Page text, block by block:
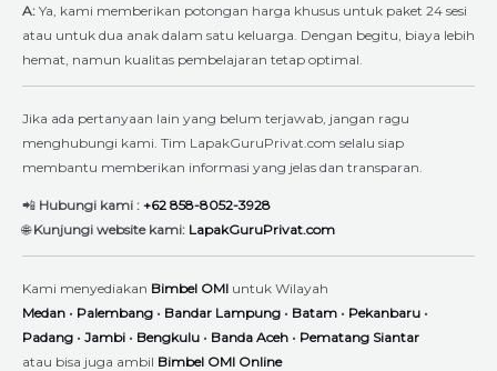
A: Ya, kami memberikan potongan harga khusus untuk paket 24 sesi
atau untuk dua anak dalam satu keluarga. Dengan begitu, biaya lebih
hemat, namun kualitas pembelajaran tetap optimal.
Jika ada pertanyaan lain yang belum terjawab, jangan ragu
menghubungi kami. Tim LapakGuruPrivat.com selalu siap
membantu memberikan informasi yang jelas dan transparan.
📲 Hubungi kami : +62 858-8052-3928
🌐Kunjungi website kami: LapakGuruPrivat.com
Kami menyediakan Bimbel OMI untuk Wilayah
Medan • Palembang • Bandar Lampung • Batam • Pekanbaru •
Padang • Jambi • Bengkulu • Banda Aceh • Pematang Siantar
atau bisa juga ambil Bimbel OMI Online